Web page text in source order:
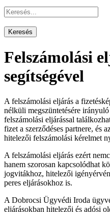
Felszámolási
segítségével
A felszámolási eljárás a
nélküli megszüntetésére
felszámolási eljárással
fizet a szerződéses partnere, és
hitelezői felszámolási kérelmet
A felszámolási eljárás ezért
hanem szorosan kapcsolódhat
jogvitákhoz, hitelezői
peres eljárásokhoz is.
A Dobrocsi Ügyvédi Iroda
eljárásokban hitelezői és adósi